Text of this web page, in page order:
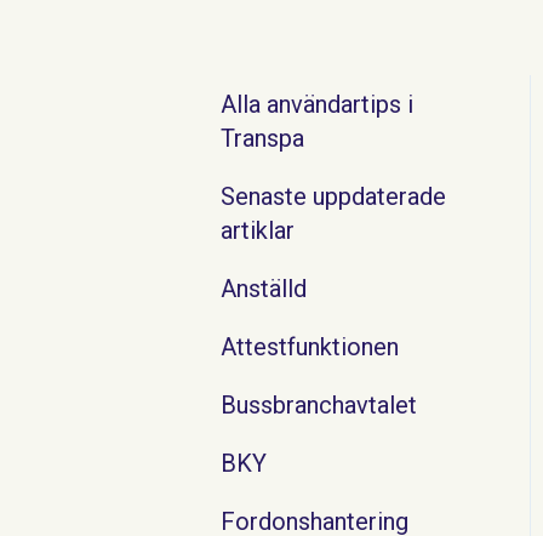
Alla användartips i
Transpa
Senaste uppdaterade
artiklar
Anställd
Attestfunktionen
Bussbranchavtalet
BKY
Fordonshantering